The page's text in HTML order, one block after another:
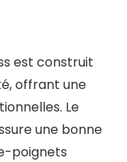
est construit
offrant une
Le
une bonne
poignets